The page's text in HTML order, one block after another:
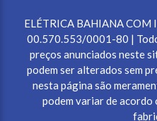
ELÉTRICA BAHIANA COM
00.570.553/0001-80 |
preços anunciados neste
podem ser alterados sem
nesta página são
podem variar de